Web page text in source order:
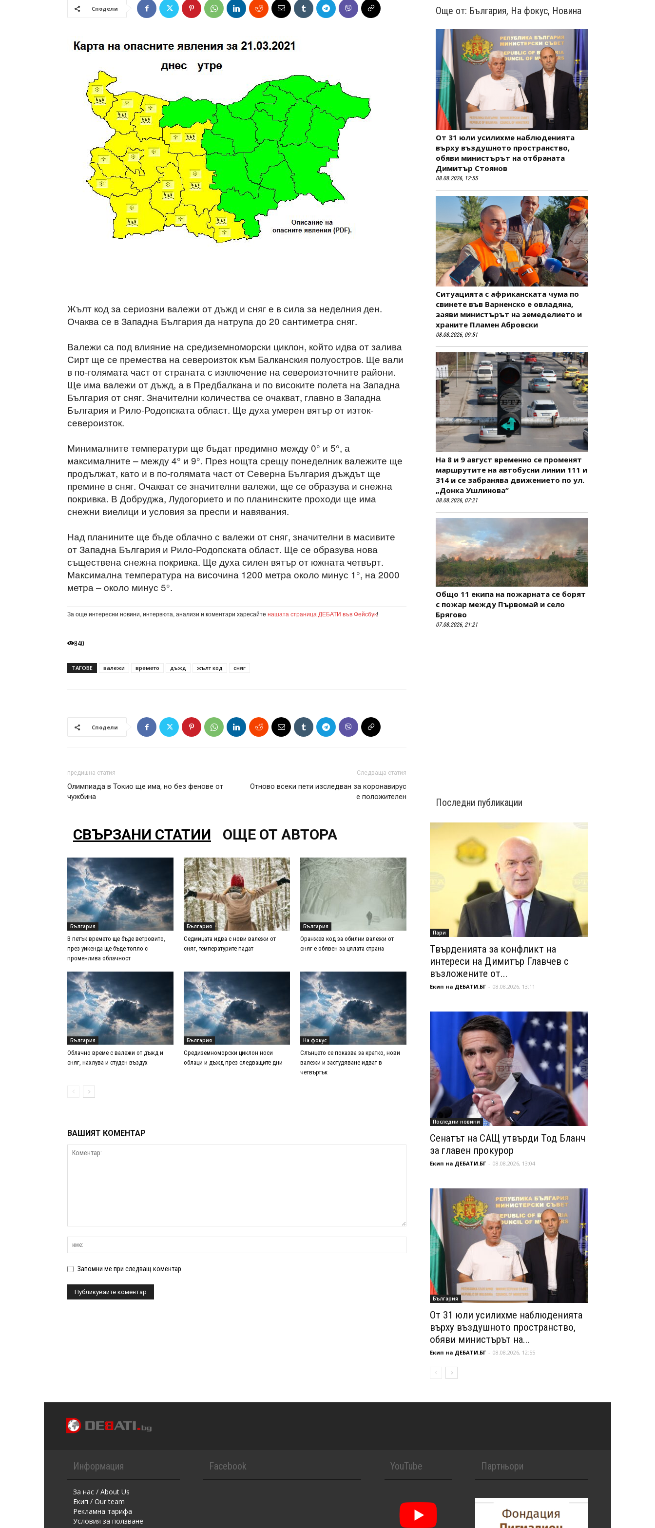
Сподели
Жълт код за сериозни валежи от дъжд и сняг е в сила за неделния ден.
Очаква се в Западна България да натрупа до 20 сантиметра сняг.
Валежи са под влияние на средиземноморски циклон, който идва от залива
Сирт ще се премества на североизток към Балканския полуостров. Ще вали
в по-голямата част от страната с изключение на североизточните райони.
Ще има валежи от дъжд, а в Предбалкана и по високите полета на Западна
България от сняг. Значителни количества се очакват, главно в Западна
България и Рило-Родопската област. Ще духа умерен вятър от изток-
североизток.
Минималните температури ще бъдат предимно между 0° и 5°, а
максималните – между 4° и 9°. През нощта срещу понеделник валежите ще
продължат, като и в по-голямата част от Северна България дъждът ще
премине в сняг. Очакват се значителни валежи, ще се образува и снежна
покривка. В Добруджа, Лудогорието и по планинските проходи ще има
снежни виелици и условия за преспи и навявания.
Над планините ще бъде облачно с валежи от сняг, значителни в масивите
от Западна България и Рило-Родопската област. Ще се образува нова
съществена снежна покривка. Ще духа силен вятър от южната четвърт.
Максимална температура на височина 1200 метра около минус 1°, на 2000
метра – около минус 5°.
За още интересни новини, интервюта, анализи и коментари харесайте нашата страница ДЕБАТИ във Фейсбук!
840
ТАГОВЕ валежи времето дъжд жълт код сняг
Сподели
предишна статия
Олимпиада в Токио ще има, но без фенове от
чужбина
Следваща статия
Отново всеки пети изследван за коронавирус
е положителен
СВЪРЗАНИ СТАТИИ ОЩЕ ОТ АВТОРА
България
В петък времето ще бъде ветровито,
през уикенда ще бъде топло с
променлива облачност
България
Седмицата идва с нови валежи от
сняг, температурите падат
България
Оранжев код за обилни валежи от
сняг е обявен за цялата страна
България
Облачно време с валежи от дъжд и
сняг, нахлува и студен въздух
България
Средиземноморски циклон носи
облаци и дъжд през следващите дни
На фокус
Слънцето се показва за кратко, нови
валежи и застудяване идват в
четвъртък
ВАШИЯТ КОМЕНТАР
Запомни ме при следващ коментар
Още от: България, На фокус, Новина
От 31 юли усилихме наблюденията
върху въздушното пространство,
обяви министърът на отбраната
Димитър Стоянов
08.08.2026, 12:55
Ситуацията с африканската чума по
свинете във Варненско е овладяна,
заяви министърът на земеделието и
храните Пламен Абровски
08.08.2026, 09:51
На 8 и 9 август временно се променят
маршрутите на автобусни линии 111 и
314 и се забранява движението по ул.
„Донка Ушлинова“
08.08.2026, 07:21
Общо 11 екипа на пожарната се борят
с пожар между Първомай и село
Брягово
07.08.2026, 21:21
Последни публикации
Пари
Твърденията за конфликт на
интереси на Димитър Главчев с
възложените от...
Екип на ДЕБАТИ.БГ - 08.08.2026, 13:11
Последни новини
Сенатът на САЩ утвърди Тод Бланч
за главен прокурор
Екип на ДЕБАТИ.БГ - 08.08.2026, 13:04
България
От 31 юли усилихме наблюденията
върху въздушното пространство,
обяви министърът на...
Екип на ДЕБАТИ.БГ - 08.08.2026, 12:55
Информация
За нас / About Us
Екип / Our team
Рекламна тарифа
Условия за ползване
Facebook YouTube Партньори